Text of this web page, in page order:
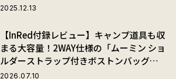
2025.12.13
【InRed付録レビュー】キャンプ道具も収
まる大容量！2WAY仕様の「ムーミン ショ
ルダーストラップ付きボストンバッグ」
が夏旅におすすめな理由
2026.07.10